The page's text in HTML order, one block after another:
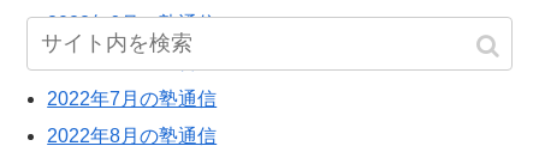
2022年6月の塾通信
2022年7月の塾通信
2022年8月の塾通信